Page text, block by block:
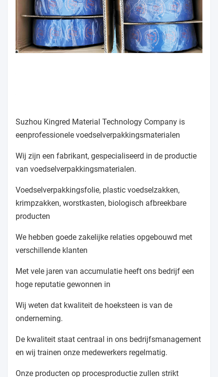
Suzhou Kingred Material Technology Company is
eenprofessionele voedselverpakkingsmaterialen
Wij zijn een fabrikant, gespecialiseerd in de productie
van voedselverpakkingsmaterialen.
Voedselverpakkingsfolie, plastic voedselzakken,
krimpzakken, worstkasten, biologisch afbreekbare
producten
We hebben goede zakelijke relaties opgebouwd met
verschillende klanten
Met vele jaren van accumulatie heeft ons bedrijf een
hoge reputatie gewonnen in
Wij weten dat kwaliteit de hoeksteen is van de
onderneming.
De kwaliteit staat centraal in ons bedrijfsmanagement
en wij trainen onze medewerkers regelmatig.
Onze producten op procesproductie zullen strikt